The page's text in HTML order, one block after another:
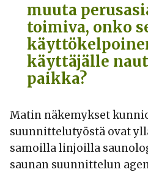
muuta
toimiva, onko
käyttäjälle
paikka?
Matin näkemykset
suunnittelutyöstä ovat
samoilla linjoilla
saunan suunnittelun